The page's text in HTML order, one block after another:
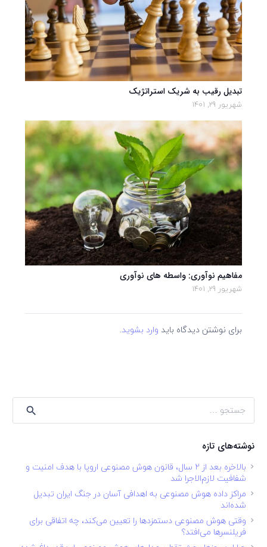
تبدیل رقیب به شریک استراتژیک
شهریور 29, 1401
مفاهیم نوآوری: واسطه های نوآوری
شهریور 29, 1401
برای نوشتن دیدگاه باید وارد بشوید.
جستجو
برای:
نوشته‌های تازه
بالاخره بعد از ۲ سال، قانون هوش مصنوعی اروپا با هدف امنیت و
شفافیت لازم‌الاجرا شد
مراکز داده هوش مصنوعی به اهدافی آسان در جنگ ایران تبدیل
شده‌اند
وقتی هوش مصنوعی دستمزدها را تعیین می‌کند، چه اتفاقی برای
فریلنسرها می‌افتد؟